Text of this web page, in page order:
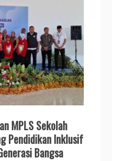
MPLS Sekolah
Pendidikan Inklusif
Bangsa